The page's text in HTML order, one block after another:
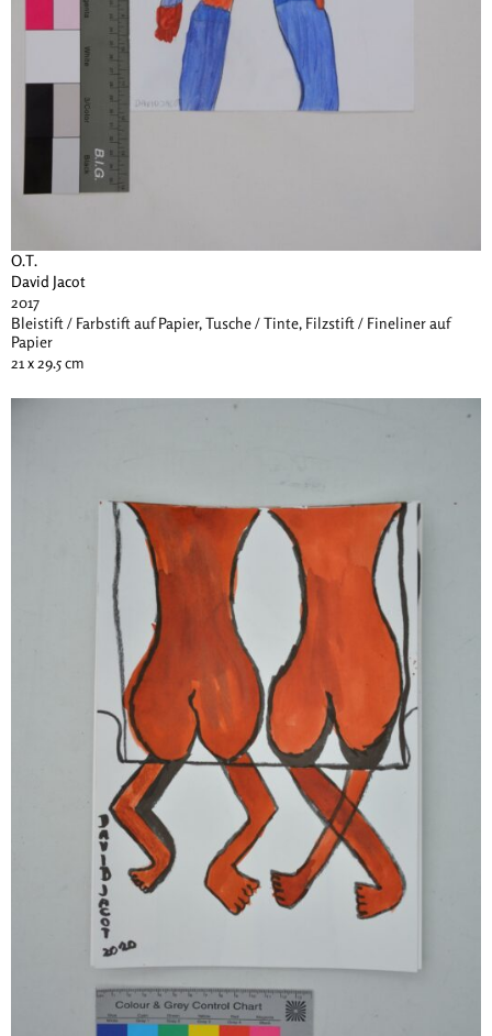
O.T.
David Jacot
2017
Bleistift / Farbstift auf Papier, Tusche / Tinte, Filzstift / Fineliner auf
Papier
21 x 29.5 cm